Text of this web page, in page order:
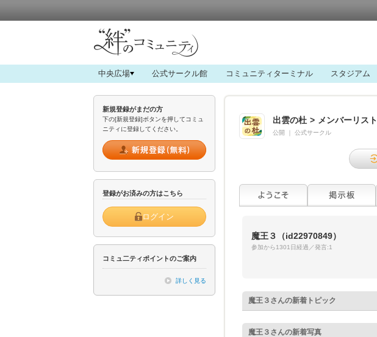
中央広場 公式サークル館 コミュニティターミナル スタジアム
新規登録がまだの方
下の[新規登録]ボタンを押してコミュ
ニティに登録してください。
登録がお済みの方はこちら
ログイン
コミュ二ティポイントのご案内
詳しく見る
出雲の杜 > メンバーリスト
公開 公式サークル
魔王３ （id22970849）
参加から1301日経過／発言:1
魔王３ さんの新着トピック
魔王３ さんの新着写真